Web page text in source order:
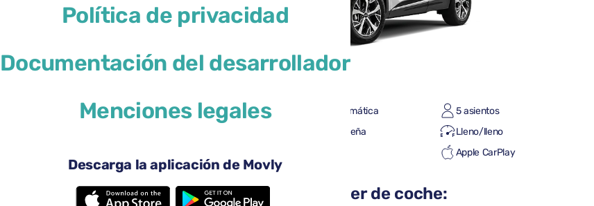
Política de privacidad
Documentación del desarrollador
Menciones legales
Descarga la aplicación de Movly
4 puertas Transmisión automática
5 asientos
Una maleta pequeña
Lleno/lleno
Apple CarPlay
Cámara de visión trasera
Bluetooth
Añade extras prácticos a tu alquiler de coche: